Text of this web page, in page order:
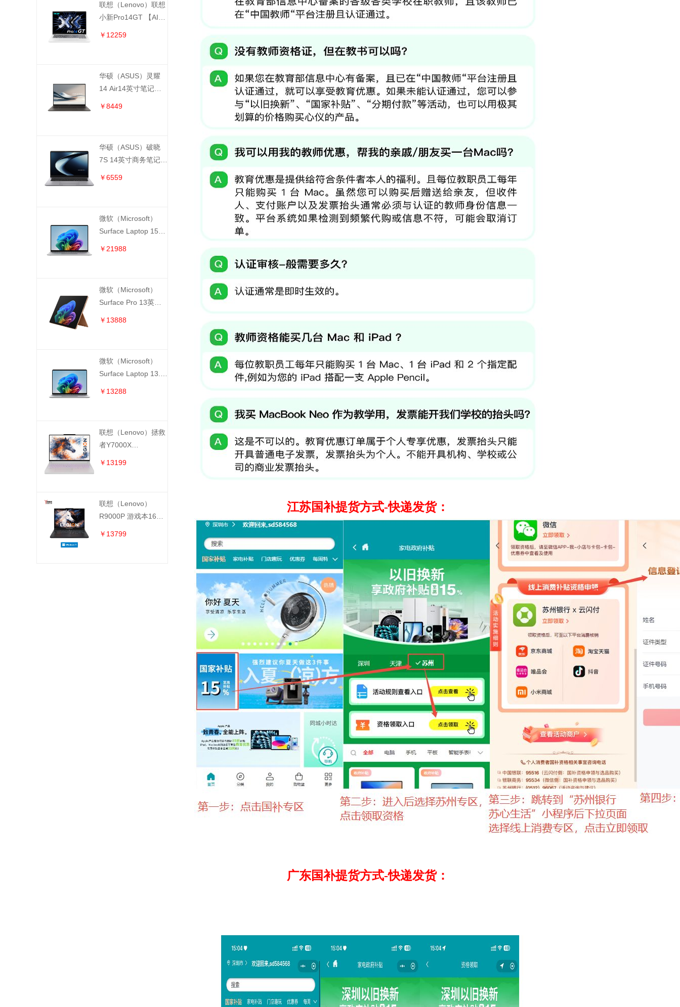
铂金
联想（Lenovo）联想
小新Pro14GT 【AI元
￥12259
华硕（ASUS）灵耀
14 Air14英寸笔记本
￥8449
华硕（ASUS）破晓
7S 14英寸商务笔记本
￥6559
微软（Microsoft）
Surface Laptop 15英
￥21988
微软（Microsoft）
Surface Pro 13英寸
512GB）沙漫金
￥13888
微软（Microsoft）
Surface Laptop 13.8
金
￥13288
联想（Lenovo）拯救
者Y7000X
￥13199
联想（Lenovo）
R9000P 游戏本16英
￥13799
江苏国补提货方式-快递发货：
广东国补提货方式-快递发货：